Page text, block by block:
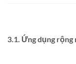
3.1. Ứng dụng rộng